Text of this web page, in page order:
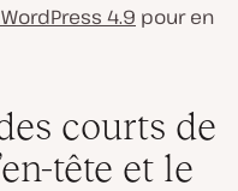
4.9 pour en
courts de
tête et le